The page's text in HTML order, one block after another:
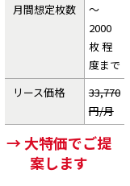
月間想定枚数
～
2000
枚 程
度まで
リース価格
33,770
円/月
→ 大特価でご提
案します